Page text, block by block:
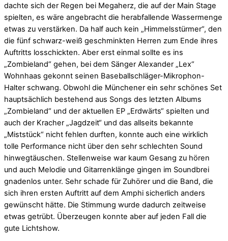
dachte sich der Regen bei Megaherz, die auf der Main Stage
spielten, es wäre angebracht die herabfallende Wassermenge
etwas zu verstärken. Da half auch kein „Himmelsstürmer“, den
die fünf schwarz-weiß geschminkten Herren zum Ende ihres
Auftritts losschickten. Aber erst einmal sollte es ins
„Zombieland“ gehen, bei dem Sänger Alexander „Lex“
Wohnhaas gekonnt seinen Baseballschläger-Mikrophon-
Halter schwang. Obwohl die Münchener ein sehr schönes Set
hauptsächlich bestehend aus Songs des letzten Albums
„Zombieland“ und der aktuellen EP „Erdwärts“ spielten und
auch der Kracher „Jagdzeit“ und das allseits bekannte
„Miststück“ nicht fehlen durften, konnte auch eine wirklich
tolle Performance nicht über den sehr schlechten Sound
hinwegtäuschen. Stellenweise war kaum Gesang zu hören
und auch Melodie und Gitarrenklänge gingen im Soundbrei
gnadenlos unter. Sehr schade für Zuhörer und die Band, die
sich ihren ersten Auftritt auf dem Amphi sicherlich anders
gewünscht hätte. Die Stimmung wurde dadurch zeitweise
etwas getrübt. Überzeugen konnte aber auf jeden Fall die
gute Lichtshow.